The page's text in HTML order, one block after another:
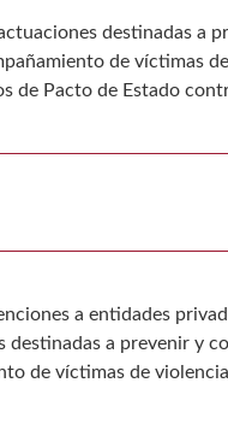
destinadas a
de víctimas
Pacto de Estado
a entidades
a prevenir y
de víctimas de